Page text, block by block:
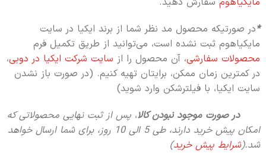
*در صورتیکه محصول مد نظر شما از برند ایکیا در سایت
مایکیاهوم ثبت نشده است، می‌توانید از طریق تکمیل فرم
محصولات سفارشی، آن محصول را از سایت شرکت ایکیا در دوبی،
در کمترین زمان ممکن، برایتان تهیه کنیم. (در صورت باز نشدن
سایت ایکیا، با فیلترشکن وارد شوید)
در صورت موجود نبودن کالا، پس از ثبت نهایی محصولاتی که
امکان پیش خرید دارند، طی 5 الی 10 روز،
برای شما ارسال خواهد
شد.(شرایط پیش خرید)